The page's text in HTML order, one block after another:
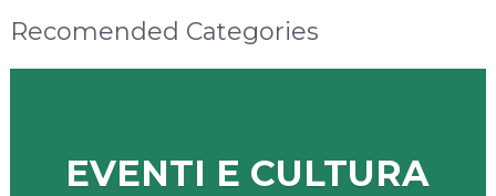
Recomended Categories
EVENTI E CULTURA